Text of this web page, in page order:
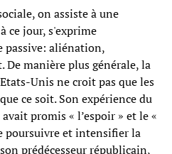
on assiste à une
ce jour, s'exprime
passive: aliénation,
manière plus générale, la
Unis ne croit pas que les
ce soit. Son expérience du
promis « l’espoir » et le «
poursuivre et intensifier la
prédécesseur républicain,